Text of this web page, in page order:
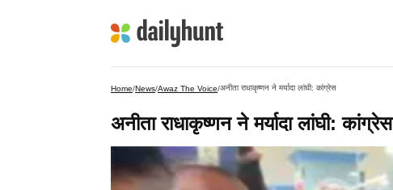
Home/News/Awaz The Voice/अनीता राधाकृष्णन ने मर्यादा लांघी: कांग्रेस
अनीता राधाकृष्णन ने मर्यादा लांघी: कांग्रेस